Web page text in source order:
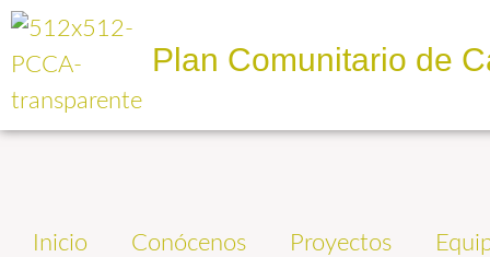
Plan Comunitario de
Inicio Conócenos Proyectos